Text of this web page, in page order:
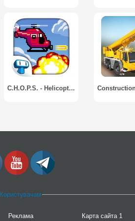
C.H.O.P.S. - Helicopter Game / C.H.O.P.S. - Игра войны
Користувачам
Реклама Карта сайта 1